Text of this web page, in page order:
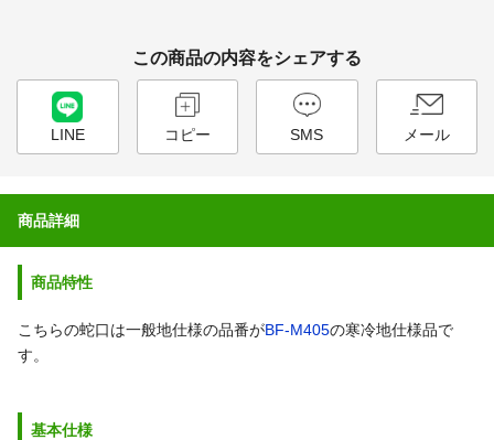
この商品の内容をシェアする
LINE コピー SMS メール
商品詳細
商品特性
こちらの蛇口は一般地仕様の品番がBF-M405の寒冷地仕様品で
す。
基本仕様